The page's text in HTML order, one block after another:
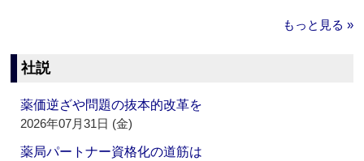
もっと見る »
社説
薬価逆ざや問題の抜本的改革を
2026年07月31日 (金)
薬局パートナー資格化の道筋は